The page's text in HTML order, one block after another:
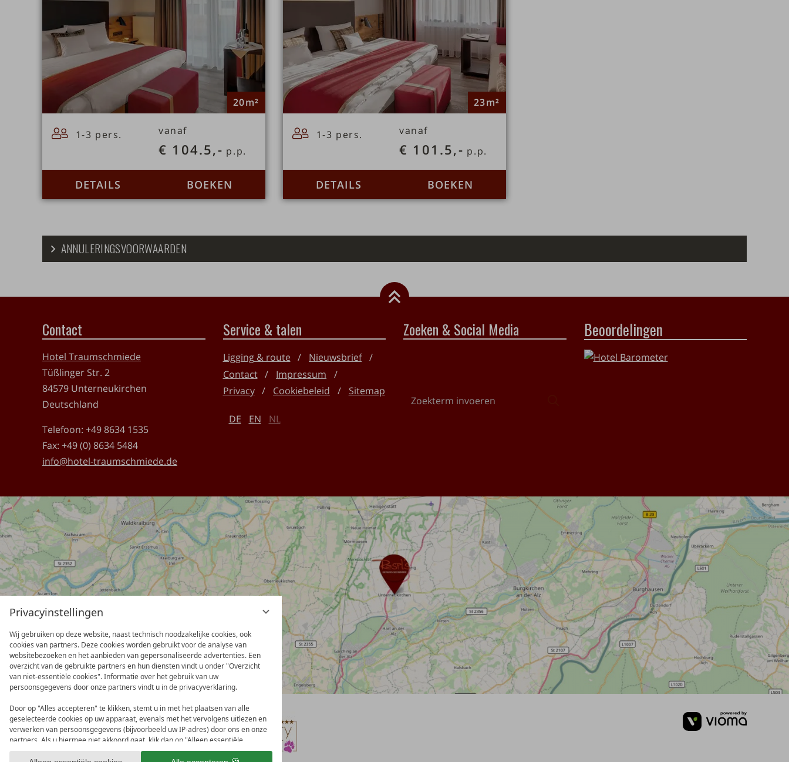
Privacyinstellingen
Wij gebruiken op deze website, naast technisch noodzakelijke cookies, ook
cookies van partners. Deze cookies worden gebruikt voor de analyse van
websitebezoeken en het aanbieden van gepersonaliseerde advertenties. Een
overzicht van de gebruikte partners en hun diensten vindt u onder "Overzicht
van niet-essentiële cookies". Informatie over het gebruik van uw
persoonsgegevens door onze partners vindt u in de privacyverklaring.
Door op "Alles accepteren" te klikken, stemt u in met het plaatsen van alle
geselecteerde cookies op uw apparaat, evenals met het vervolgens uitlezen en
verwerken van persoonsgegevens (bijvoorbeeld uw IP-adres) door ons en onze
partners. Als u hiermee niet akkoord gaat, klik dan op "Alleen essentiële
cookies". U kunt een individuele selectie maken onder "Overzicht van niet-
20m²
1-3 pers. vanaf
€ 104.5,- p.p.
DETAILS BOEKEN
23m²
1-3 pers. vanaf
€ 101.5,- p.p.
DETAILS BOEKEN
ANNULERINGSVOORWAARDEN
Contact
Hotel Traumschmiede
Tüßlinger Str. 2
84579 Unterneukirchen
Deutschland
Telefoon: +49 8634 1535
Fax: +49 (0) 8634 5484
info@hotel-traumschmiede.de
Service & talen
Ligging & route
Nieuwsbrief
Contact
Impressum
Privacy
Cookiebeleid Sitemap
DE EN NL
Zoeken & Social Media Beoordelingen
vioma